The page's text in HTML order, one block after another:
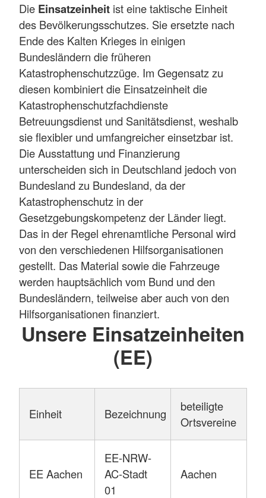
Die Einsatzeinheit ist eine taktische Einheit
des Bevölkerungsschutzes. Sie ersetzte nach
Ende des Kalten Krieges in einigen
Bundesländern die früheren
Katastrophenschutzzüge. Im Gegensatz zu
diesen kombiniert die Einsatzeinheit die
Katastrophenschutzfachdienste
Betreuungsdienst und Sanitätsdienst, weshalb
sie flexibler und umfangreicher einsetzbar ist.
Die Ausstattung und Finanzierung
unterscheiden sich in Deutschland jedoch von
Bundesland zu Bundesland, da der
Katastrophenschutz in der
Gesetzgebungskompetenz der Länder liegt.
Das in der Regel ehrenamtliche Personal wird
von den verschiedenen Hilfsorganisationen
gestellt. Das Material sowie die Fahrzeuge
werden hauptsächlich vom Bund und den
Bundesländern, teilweise aber auch von den
Hilfsorganisationen finanziert.
Unsere Einsatzeinheiten
(EE)
Einheit Bezeichnung
beteiligte
Ortsvereine
EE Aachen
EE-NRW-
AC-Stadt
01
Aachen